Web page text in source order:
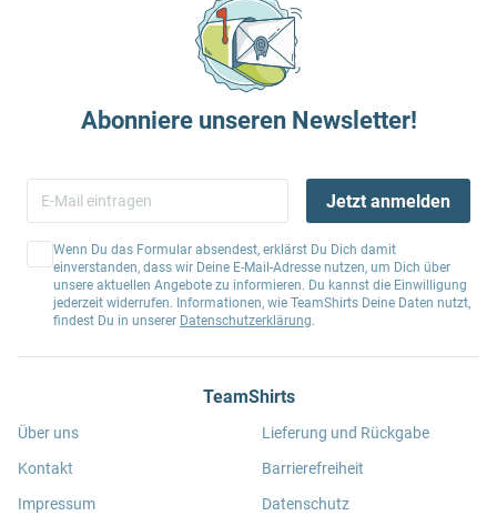
Abonniere unseren Newsletter!
Jetzt anmelden
Wenn Du das Formular absendest, erklärst Du Dich damit
einverstanden, dass wir Deine E-Mail-Adresse nutzen, um Dich über
unsere aktuellen Angebote zu informieren. Du kannst die Einwilligung
jederzeit widerrufen. Informationen, wie TeamShirts Deine Daten nutzt,
findest Du in unserer Datenschutzerklärung.
TeamShirts
Über uns
Kontakt
Impressum
Lieferung und Rückgabe
Barrierefreiheit
Datenschutz